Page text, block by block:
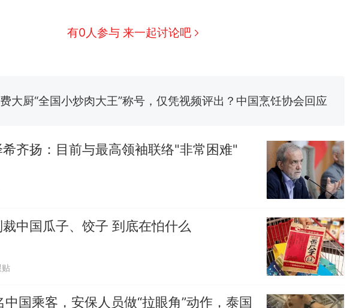
有0人参与 来一起讨论吧
那个在床头放菜刀的女孩，因老师一句“跟我回家”改写了人生
男子上山采菌偶然发现鸡枞菌窝，原地守1天等它长大：挖了140多
参考消息）
齐扬：目前与最高领袖联络"非常困难"
中国瓜子、饺子 到底在怕什么
国乘客，安保人员做“拉眼角”动作，泰国